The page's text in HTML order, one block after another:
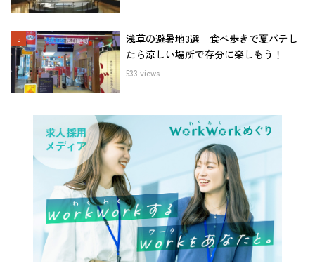
浅草の避暑地3選｜食べ歩きで夏バテし
たら涼しい場所で存分に楽しもう！
533 views